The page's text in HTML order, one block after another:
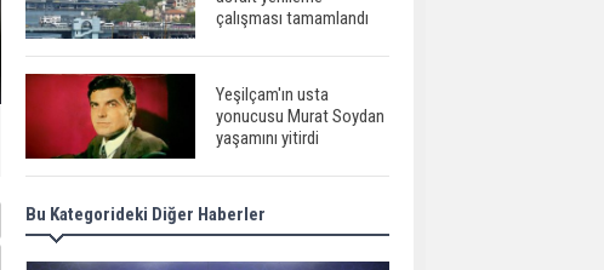
çalışması tamamlandı
Yeşilçam'ın usta
yonucusu Murat Soydan
yaşamını yitirdi
Meral Akşener ile
Müsavat Dervişoğlu
cenazede görüntülendi
Bu Kategorideki Diğer Haberler